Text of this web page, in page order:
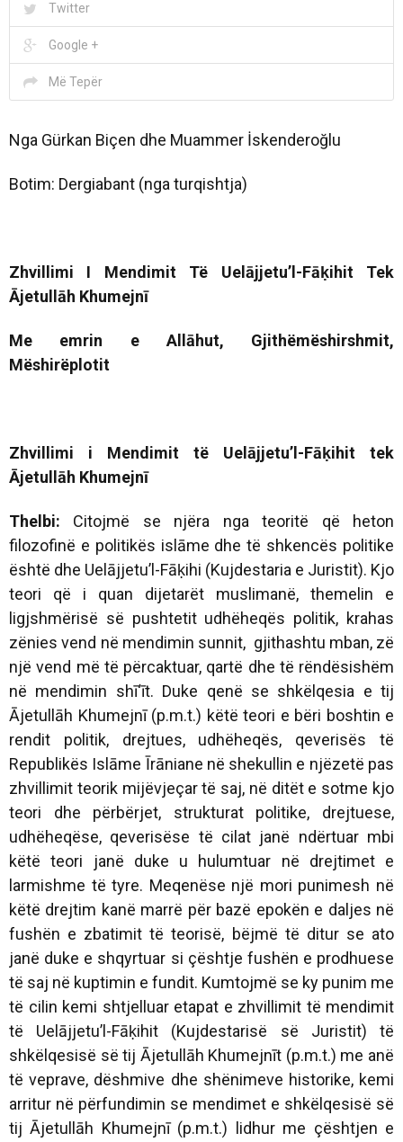
Twitter
Google +
Më Tepër
Nga Gürkan Biçen dhe Muammer İskenderoğlu
Botim: Dergiabant (nga turqishtja)
Zhvillimi I Mendimit Të Uelājjetu’l-Fāḳihit Tek
Ājetullāh Khumejnī
Me emrin e Allāhut, Gjithëmëshirshmit,
Mëshirëplotit
Zhvillimi i Mendimit të Uelājjetu’l-Fāḳihit tek
Ājetullāh Khumejnī
Thelbi: Citojmë se njëra nga teoritë që heton
filozofinë e politikës islāme dhe të shkencës politike
është dhe Uelājjetu’l-Fāḳihi (Kujdestaria e Juristit). Kjo
teori që i quan dijetarët muslimanë, themelin e
ligjshmërisë së pushtetit udhëheqës politik, krahas
zënies vend në mendimin sunnit, gjithashtu mban, zë
një vend më të përcaktuar, qartë dhe të rëndësishëm
në mendimin shī‘īt. Duke qenë se shkëlqesia e tij
Ājetullāh Khumejnī (p.m.t.) këtë teori e bëri boshtin e
rendit politik, drejtues, udhëheqës, qeverisës të
Republikës Islāme Īrāniane në shekullin e njëzetë pas
zhvillimit teorik mijëvjeçar të saj, në ditët e sotme kjo
teori dhe përbërjet, strukturat politike, drejtuese,
udhëheqëse, qeverisëse të cilat janë ndërtuar mbi
këtë teori janë duke u hulumtuar në drejtimet e
larmishme të tyre. Meqenëse një mori punimesh në
këtë drejtim kanë marrë për bazë epokën e daljes në
fushën e zbatimit të teorisë, bëjmë të ditur se ato
janë duke e shqyrtuar si çështje fushën e prodhuese
të saj në kuptimin e fundit. Kumtojmë se ky punim me
të cilin kemi shtjelluar etapat e zhvillimit të mendimit
të Uelājjetu’l-Fāḳihit (Kujdestarisë së Juristit) të
shkëlqesisë së tij Ājetullāh Khumejnīt (p.m.t.) me anë
të veprave, dëshmive dhe shënimeve historike, kemi
arritur në përfundimin se mendimet e shkëlqesisë së
tij Ājetullāh Khumejnī (p.m.t.) lidhur me çështjen e